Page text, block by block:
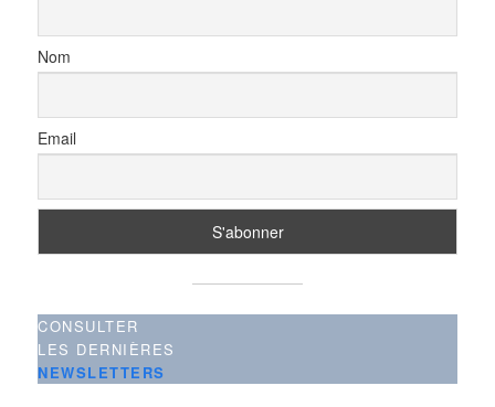
Nom
Email
CONSULTER
LES DERNIÈRES
NEWSLETTERS